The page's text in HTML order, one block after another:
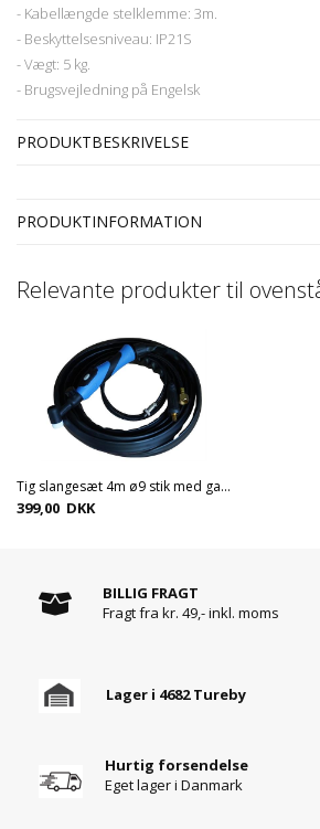
- Kabellængde stelklemme: 3m.
- Beskyttelsesniveau: IP21S
- Vægt: 5 kg.
- Brugsvejledning på Engelsk
PRODUKTBESKRIVELSE
PRODUKTINFORMATION
Relevante produkter til
Tig slangesæt 4m ø9 stik med gasventil
399,00 DKK
BILLIG FRAGT
Fragt fra kr. 49,- inkl. moms
Lager i 4682 Tureby
Hurtig forsendelse
Eget lager i Danmark